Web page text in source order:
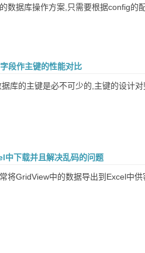
数据库操作方案,只需要根据config的
段作主键的性能对比
库的主键是必不可少的,主键的设计
下载并且解决乱码的问题
将GridView中的数据导出到Excel中